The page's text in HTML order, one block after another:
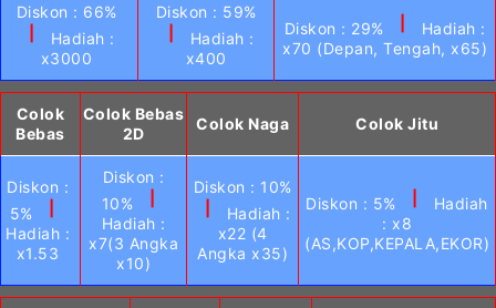
Diskon : 66%
Hadiah :
x3000
Diskon : 59%
Hadiah :
x400
Diskon : 29%
Hadiah :
x70 (Depan, Tengah, x65)
Colok
Bebas
Colok Bebas
2D
Colok Naga Colok Jitu
Diskon :
5%
Hadiah :
x1.53
Diskon :
10%
Hadiah :
x7(3 Angka
x10)
Diskon : 10%
Hadiah :
x22 (4
Angka x35)
Diskon : 5%
Hadiah
: x8
(AS,KOP,KEPALA,EKOR)